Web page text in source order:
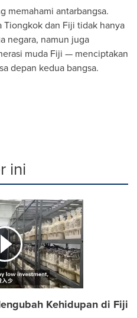
memahami antarbangsa.
Tiongkok dan Fiji tidak hanya
negara, namun juga
muda Fiji — menciptakan
depan kedua bangsa.
ini
Kehidupan di Fiji